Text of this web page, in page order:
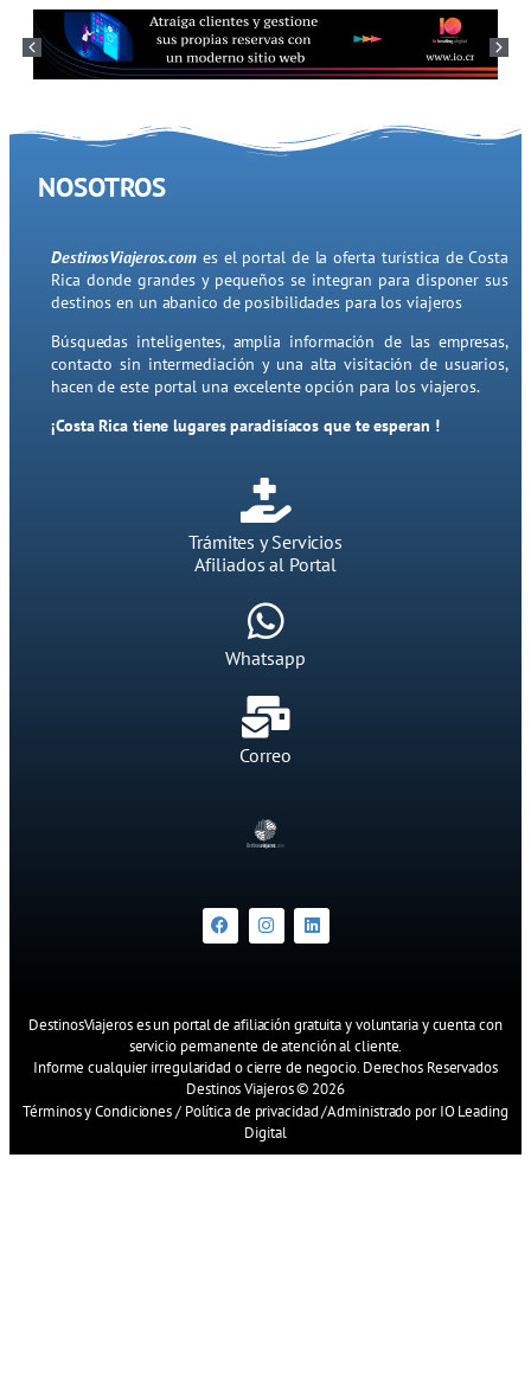
NOSOTROS
DestinosViajeros.com es el portal de la oferta turística de Costa
Rica donde grandes y pequeños se integran para disponer sus
destinos en un abanico de posibilidades para los viajeros
Búsquedas inteligentes, amplia información de las empresas,
contacto sin intermediación y una alta visitación de usuarios,
hacen de este portal una excelente opción para los viajeros.
¡Costa Rica tiene lugares paradisíacos que te esperan !
Trámites y Servicios
Afiliados al Portal
Whatsapp
Correo
DestinosViajeros es un portal de afiliación gratuita y voluntaria y cuenta con
servicio permanente de atención al cliente.
Informe cualquier irregularidad o cierre de negocio. Derechos Reservados
Destinos Viajeros © 2026
Términos y Condiciones/ Política de privacidad/Administrado por IO Leading
Digital